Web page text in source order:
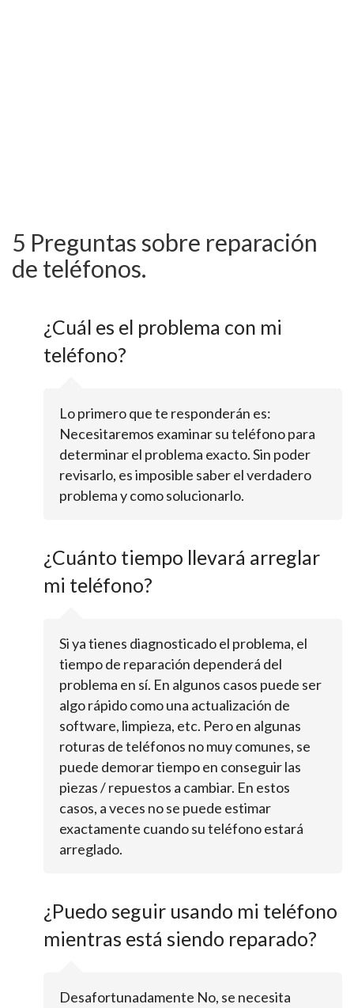
5 Preguntas sobre reparación
de teléfonos.
¿Cuál es el problema con mi
teléfono?
Lo primero que te responderán es:
Necesitaremos examinar su teléfono para
determinar el problema exacto. Sin poder
revisarlo, es imposible saber el verdadero
problema y como solucionarlo.
¿Cuánto tiempo llevará arreglar
mi teléfono?
Si ya tienes diagnosticado el problema, el
tiempo de reparación dependerá del
problema en sí. En algunos casos puede ser
algo rápido como una actualización de
software, limpieza, etc. Pero en algunas
roturas de teléfonos no muy comunes, se
puede demorar tiempo en conseguir las
piezas / repuestos a cambiar. En estos
casos, a veces no se puede estimar
exactamente cuando su teléfono estará
arreglado.
¿Puedo seguir usando mi teléfono
mientras está siendo reparado?
Desafortunadamente No, se necesita